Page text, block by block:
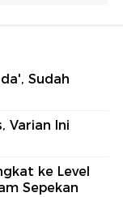
Sudah
Varian Ini
ke Level
Sepekan